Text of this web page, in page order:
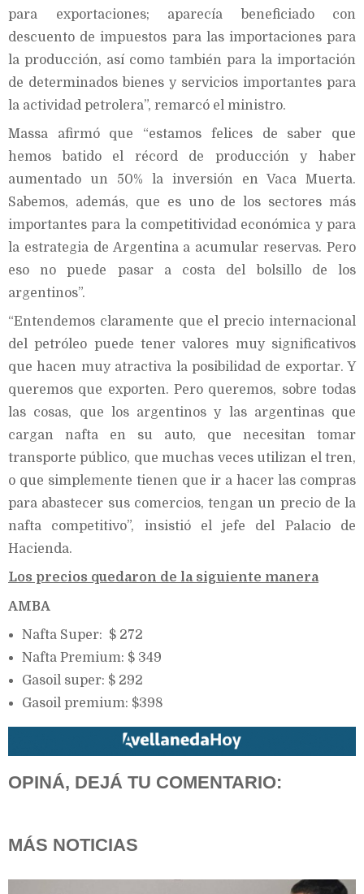
para exportaciones; aparecía beneficiado con
descuento de impuestos para las importaciones para
la producción, así como también para la importación
de determinados bienes y servicios importantes para
la actividad petrolera”, remarcó el ministro.
Massa afirmó que “estamos felices de saber que
hemos batido el récord de producción y haber
aumentado un 50% la inversión en Vaca Muerta.
Sabemos, además, que es uno de los sectores más
importantes para la competitividad económica y para
la estrategia de Argentina a acumular reservas. Pero
eso no puede pasar a costa del bolsillo de los
argentinos”.
“Entendemos claramente que el precio internacional
del petróleo puede tener valores muy significativos
que hacen muy atractiva la posibilidad de exportar. Y
queremos que exporten. Pero queremos, sobre todas
las cosas, que los argentinos y las argentinas que
cargan nafta en su auto, que necesitan tomar
transporte público, que muchas veces utilizan el tren,
o que simplemente tienen que ir a hacer las compras
para abastecer sus comercios, tengan un precio de la
nafta competitivo”, insistió el jefe del Palacio de
Hacienda.
Los precios quedaron de la siguiente manera
AMBA
Nafta Super: $ 272
Nafta Premium: $ 349
Gasoil super: $ 292
Gasoil premium: $398
OPINÁ, DEJÁ TU COMENTARIO:
MÁS NOTICIAS